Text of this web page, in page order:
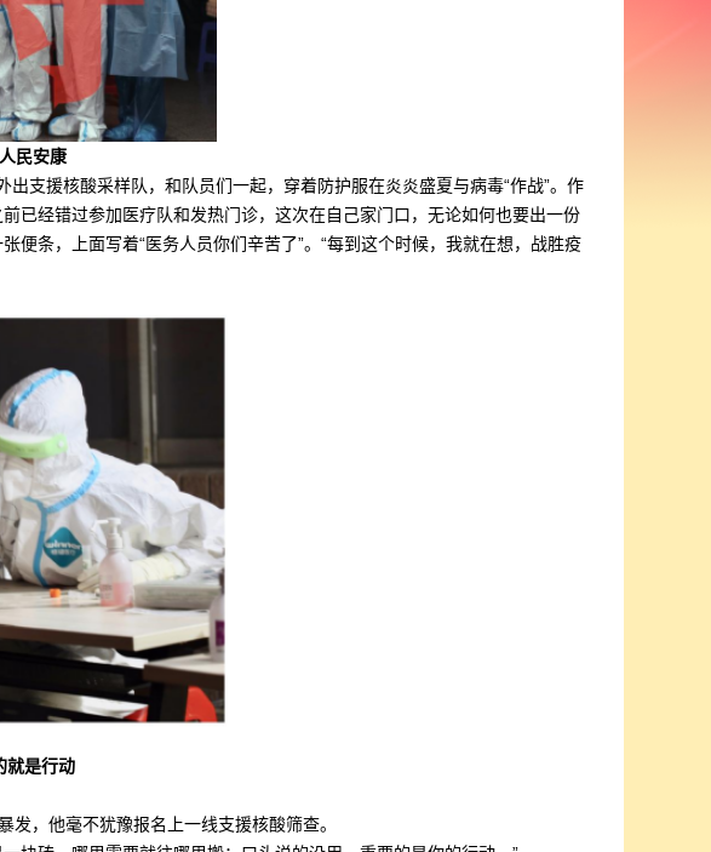
民安康
支援核酸采样队，和队员们一起，穿着防护服在炎炎盛夏与病毒“作战”。作
已经错过参加医疗队和发热门诊，这次在自己家门口，无论如何也要出一份
条，上面写着“医务人员你们辛苦了”。“每到这个时候，我就在想，战胜疫
就是行动
，他毫不犹豫报名上一线支援核酸筛查。